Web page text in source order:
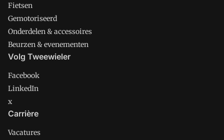
Fietsen
Gemotoriseerd
Onderdelen & accessoires
Beurzen & evenementen
Volg Tweewieler
Facebook
LinkedIn
x
Carrière
Vacatures